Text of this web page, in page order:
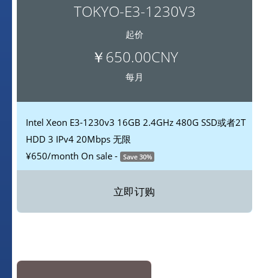
TOKYO-E3-1230V3
起价
￥650.00CNY
每月
Intel Xeon E3-1230v3 16GB 2.4GHz 480G SSD或者2T
HDD 3 IPv4 20Mbps 无限
¥650/month On sale - Save 30%
立即订购